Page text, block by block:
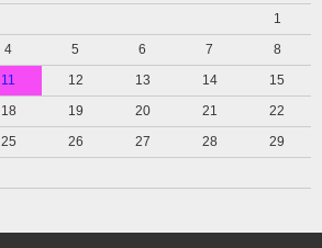
1
4 5 6 7
8
11 12 13 14
15
18 19 20 21
22
25 26 27 28
29